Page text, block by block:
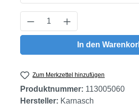
Produkt Anzahl: Gib
In den
Zum Merkzettel hinzufügen
Produktnummer: 113005060
Hersteller: Karnasch